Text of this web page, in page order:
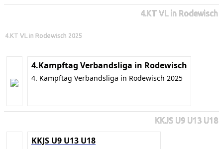
4.KT VL in Rodewisch
4.KT VL in Rodewisch 2025
4.Kampftag Verbandsliga in Rodewisch
4. Kampftag Verbandsliga in Rodewisch 2025
KKJS U9 U13 U18
KKJS U9 U13 U18